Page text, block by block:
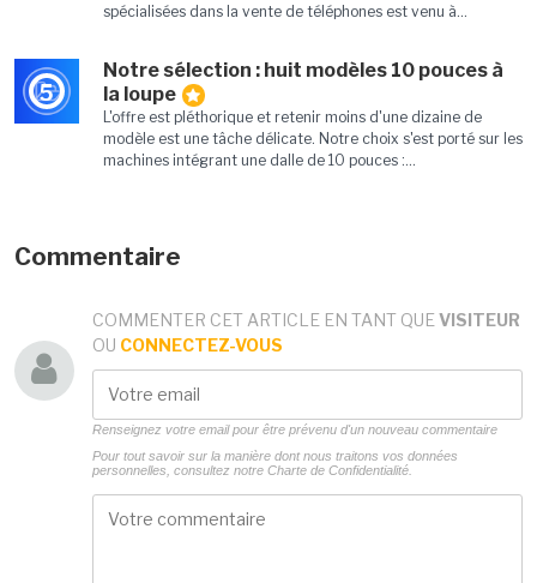
spécialisées dans la vente de téléphones est venu à...
5
Notre sélection : huit modèles 10 pouces à
la loupe
L'offre est pléthorique et retenir moins d'une dizaine de
modèle est une tâche délicate. Notre choix s'est porté sur les
machines intégrant une dalle de 10 pouces :...
Commentaire
COMMENTER CET ARTICLE EN TANT QUE VISITEUR
OU CONNECTEZ-VOUS
Renseignez votre email pour être prévenu d'un nouveau commentaire
Pour tout savoir sur la manière dont nous traitons vos données
personnelles, consultez notre Charte de Confidentialité.